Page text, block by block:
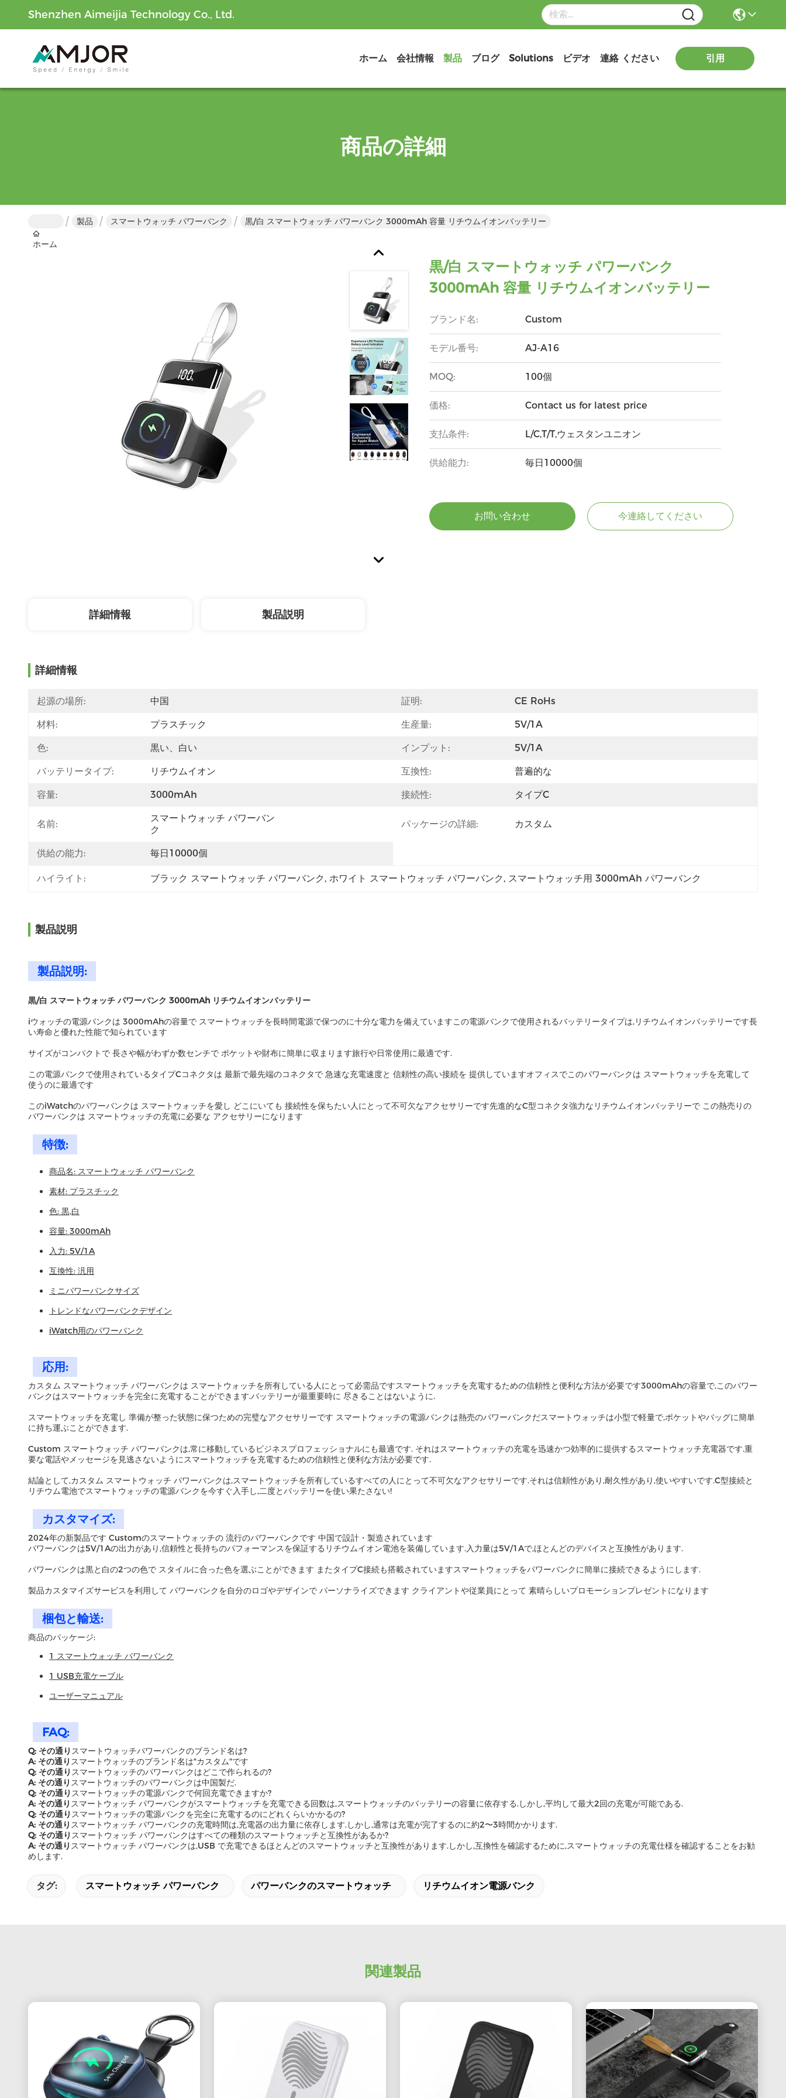
Shenzhen Aimeijia Technology Co., Ltd.
ホーム 会社情報 製品 ブログ Solutions ビデオ 連絡 ください 引用
商品の詳細
ホーム
製品 スマートウォッチ パワーバンク 黒/白 スマートウォッチ パワーバンク 3000mAh 容量 リチウムイオンバッテリー
黒/白 スマートウォッチ パワーバンク
3000mAh 容量 リチウムイオンバッテリー
ブランド名: Custom
モデル番号: AJ-A16
MOQ: 100個
価格: Contact us for latest price
支払条件: L/C,T/T,ウェスタンユニオン
供給能力: 毎日10000個
お問い合わせ 今連絡してください
詳細情報 製品説明
詳細情報
起源の場所: 中国 証明: CE RoHs
材料: プラスチック 生産量: 5V/1A
色: 黒い、白い インプット: 5V/1A
バッテリータイプ: リチウムイオン 互換性: 普遍的な
容量: 3000mAh 接続性: タイプC
名前:
スマートウォッチ パワーバン
ク
パッケージの詳細: カスタム
供給の能力: 毎日10000個
ハイライト: ブラック スマートウォッチ パワーバンク , ホワイト スマートウォッチ パワーバンク , スマートウォッチ用 3000mAh パワーバンク
製品説明
製品説明:
黒/白 スマートウォッチ パワーバンク 3000mAh リチウムイオンバッテリー
iウォッチの電源バンクは 3000mAhの容量で スマートウォッチを長時間電源で保つのに十分な電力を備えていますこの電源バンクで使用されるバッテリータイプは,リチウムイオンバッテリーです長
い寿命と優れた性能で知られています
サイズがコンパクトで 長さや幅がわずか数センチで ポケットや財布に簡単に収まります旅行や日常使用に最適です.
この電源バンクで使用されているタイプCコネクタは 最新で最先端のコネクタで 急速な充電速度と 信頼性の高い接続を 提供していますオフィスでこのパワーバンクは スマートウォッチを充電して
使うのに最適です
このiWatchのパワーバンクは スマートウォッチを愛し どこにいても 接続性を保ちたい人にとって不可欠なアクセサリーです先進的なC型コネクタ強力なリチウムイオンバッテリーで この熱売りの
パワーバンクは スマートウォッチの充電に必要な アクセサリーになります
特徴:
商品名: スマートウォッチ パワーバンク
素材: プラスチック
色: 黒,白
容量: 3000mAh
入力: 5V/1A
互換性: 汎用
ミニパワーバンクサイズ
トレンドなパワーバンクデザイン
iWatch用のパワーバンク
応用:
カスタム スマートウォッチ パワーバンクは スマートウォッチを所有している人にとって必需品ですスマートウォッチを充電するための信頼性と便利な方法が必要です3000mAhの容量で,このパワー
バンクはスマートウォッチを完全に充電することができます.バッテリーが最重要時に 尽きることはないように.
スマートウォッチを充電し 準備が整った状態に保つための完璧なアクセサリーです スマートウォッチの電源バンクは熱売のパワーバンクだスマートウォッチは小型で軽量で,ポケットやバッグに簡単
に持ち運ぶことができます.
Custom スマートウォッチ パワーバンクは,常に移動しているビジネスプロフェッショナルにも最適です. それはスマートウォッチの充電を迅速かつ効率的に提供するスマートウォッチ充電器です.重
要な電話やメッセージを見逃さないようにスマートウォッチを充電するための信頼性と便利な方法が必要です.
結論として,カスタム スマートウォッチ パワーバンクは,スマートウォッチを所有しているすべての人にとって不可欠なアクセサリーです.それは信頼性があり,耐久性があり,使いやすいです.C型接続と
リチウム電池でスマートウォッチの電源バンクを今すぐ入手し,二度とバッテリーを使い果たさない!
カスタマイズ:
2024年の新製品です Customのスマートウォッチの 流行のパワーバンクです 中国で設計・製造されています
パワーバンクは5V/1Aの出力があり,信頼性と長持ちのパフォーマンスを保証するリチウムイオン電池を装備しています.入力量は5V/1Aで,ほとんどのデバイスと互換性があります.
パワーバンクは黒と白の2つの色で スタイルに合った色を選ぶことができます またタイプC接続も搭載されていますスマートウォッチをパワーバンクに簡単に接続できるようにします.
製品カスタマイズサービスを利用して パワーバンクを自分のロゴやデザインで パーソナライズできます クライアントや従業員にとって 素晴らしいプロモーションプレゼントになります
梱包と輸送:
商品のパッケージ:
1 スマートウォッチ パワーバンク
1 USB充電ケーブル
ユーザーマニュアル
FAQ:
Q: その通り スマートウォッチパワーバンクのブランド名は?
A: その通り スマートウォッチのブランド名は"カスタム"です
Q: その通り スマートウォッチのパワーバンクはどこで作られるの?
A: その通り スマートウォッチのパワーバンクは中国製だ.
Q: その通り スマートウォッチの電源バンクで何回充電できますか?
A: その通り スマートウォッチ パワーバンクがスマートウォッチを充電できる回数は,スマートウォッチのバッテリーの容量に依存する.しかし,平均して最大2回の充電が可能である.
Q: その通り スマートウォッチの電源バンクを完全に充電するのにどれくらいかかるの?
A: その通り スマートウォッチ パワーバンクの充電時間は,充電器の出力量に依存します.しかし,通常は充電が完了するのに約2〜3時間かかります.
Q: その通り スマートウォッチ パワーバンクはすべての種類のスマートウォッチと互換性があるか?
A: その通り スマートウォッチ パワーバンクは,USB で充電できるほとんどのスマートウォッチと互換性があります.しかし,互換性を確認するために,スマートウォッチの充電仕様を確認することをお勧
めします.
タグ: スマートウォッチ パワーバンク パワーバンクのスマートウォッチ リチウムイオン電源バンク
関連製品